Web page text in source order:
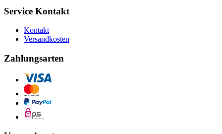
Service Kontakt
Kontakt
Versandkosten
Zahlungsarten